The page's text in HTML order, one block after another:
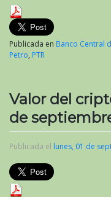
Publicada en Banco Central
Petro, PTR
Valor del
de
Publicada el lunes, 01 de